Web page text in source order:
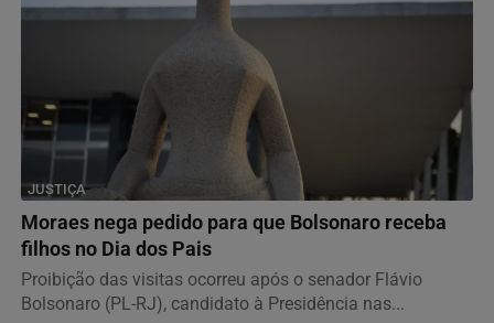
JUSTIÇA
Moraes nega pedido para que Bolsonaro receba
filhos no Dia dos Pais
Proibição das visitas ocorreu após o senador Flávio
Bolsonaro (PL-RJ), candidato à Presidência nas...